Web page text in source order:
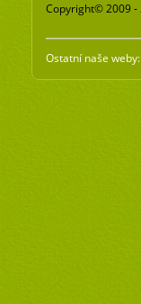
Copyright© 2009 -
Ostatní naše weby: